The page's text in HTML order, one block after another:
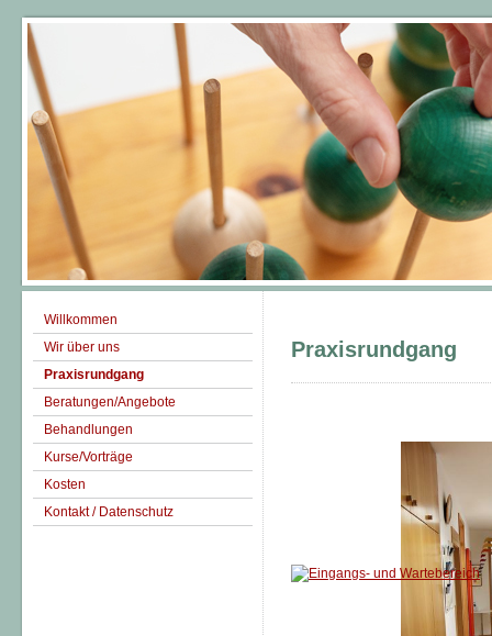
Willkommen
Wir über uns
Praxisrundgang
Beratungen/Angebote
Behandlungen
Kurse/Vorträge
Kosten
Kontakt / Datenschutz
Praxisrundgang